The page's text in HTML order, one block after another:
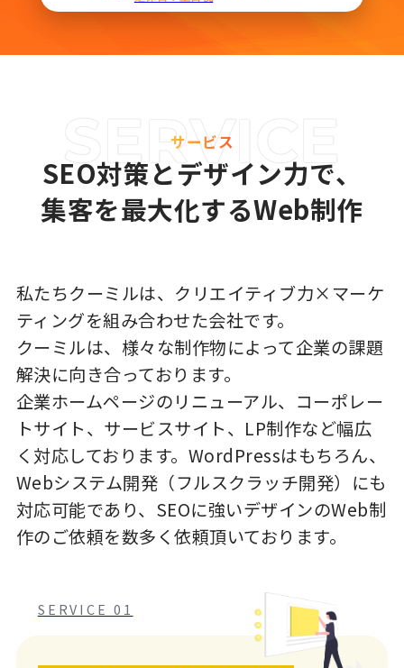
サービス
SEO対策とデザイン力で、
集客を最大化するWeb制作
私たちクーミルは、クリエイティブ力×マーケ
ティングを組み合わせた会社です。
クーミルは、様々な制作物によって企業の課題
解決に向き合っております。
企業ホームページのリニューアル、コーポレー
トサイト、サービスサイト、LP制作など幅広
く対応しております。WordPressはもちろん、
Webシステム開発（フルスクラッチ開発）にも
対応可能であり、SEOに強いデザインのWeb制
作のご依頼を数多く依頼頂いております。
SERVICE 01